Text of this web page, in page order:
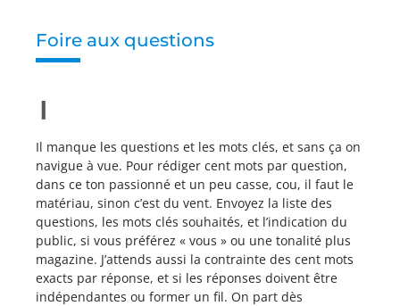
Foire aux questions
Il manque les questions et les mots clés, et sans ça on
navigue à vue. Pour rédiger cent mots par question,
dans ce ton passionné et un peu casse, cou, il faut le
matériau, sinon c’est du vent. Envoyez la liste des
questions, les mots clés souhaités, et l’indication du
public, si vous préférez « vous » ou une tonalité plus
magazine. J’attends aussi la contrainte des cent mots
exacts par réponse, et si les réponses doivent être
indépendantes ou former un fil. On part dès